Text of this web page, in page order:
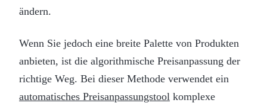
ändern.
Wenn Sie jedoch eine breite Palette von Produkten
anbieten, ist die algorithmische Preisanpassung der
richtige Weg. Bei dieser Methode verwendet ein
automatisches Preisanpassungstool komplexe